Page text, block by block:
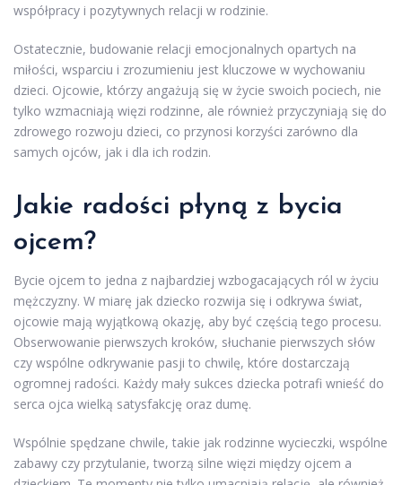
współpracy i pozytywnych relacji w rodzinie.
Ostatecznie, budowanie relacji emocjonalnych opartych na
miłości, wsparciu i zrozumieniu jest kluczowe w wychowaniu
dzieci. Ojcowie, którzy angażują się w życie swoich pociech, nie
tylko wzmacniają więzi rodzinne, ale również przyczyniają się do
zdrowego rozwoju dzieci, co przynosi korzyści zarówno dla
samych ojców, jak i dla ich rodzin.
Jakie radości płyną z bycia
ojcem?
Bycie ojcem to jedna z najbardziej wzbogacających ról w życiu
mężczyzny. W miarę jak dziecko rozwija się i odkrywa świat,
ojcowie mają wyjątkową okazję, aby być częścią tego procesu.
Obserwowanie pierwszych kroków, słuchanie pierwszych słów
czy wspólne odkrywanie pasji to chwilę, które dostarczają
ogromnej radości. Każdy mały sukces dziecka potrafi wnieść do
serca ojca wielką satysfakcję oraz dumę.
Wspólnie spędzane chwile, takie jak rodzinne wycieczki, wspólne
zabawy czy przytulanie, tworzą silne więzi między ojcem a